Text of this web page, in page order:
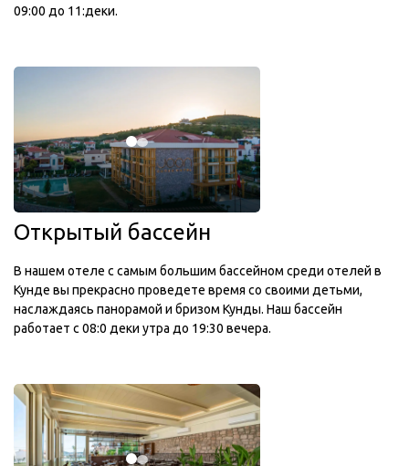
09:00 до 11:деки.
Открытый бассейн
В нашем отеле с самым большим бассейном среди отелей в
Кунде вы прекрасно проведете время со своими детьми,
наслаждаясь панорамой и бризом Кунды. Наш бассейн
работает с 08:0 деки утра до 19:30 вечера.